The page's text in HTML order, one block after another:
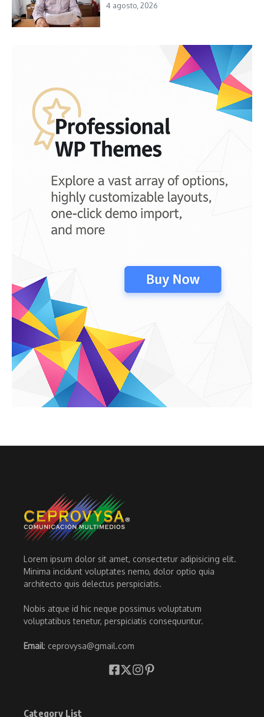
4 agosto, 2026
Lorem ipsum dolor sit amet, consectetur adipisicing elit.
Minima incidunt voluptates nemo, dolor optio quia
architecto quis delectus perspiciatis.
Nobis atque id hic neque possimus voluptatum
voluptatibus tenetur, perspiciatis consequuntur.
Email: ceprovysa@gmail.com
Category List